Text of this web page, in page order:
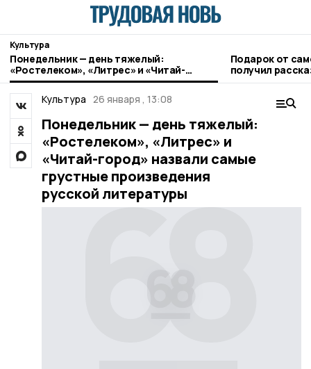
Культура
Понедельник — день тяжелый:
«Ростелеком», «Литрес» и «Читай-
город» назвали самые грустные
произведения русской литературы
Подарок от
получил
музей
Культура 26 января , 13:08
Понедельник — день тяжелый:
«Ростелеком», «Литрес» и
«Читай-город» назвали самые
грустные произведения
русской литературы